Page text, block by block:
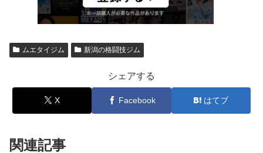
ムエタイジム 新潟の格闘技ジム
シェアする
X Facebook はてブ
関連記事